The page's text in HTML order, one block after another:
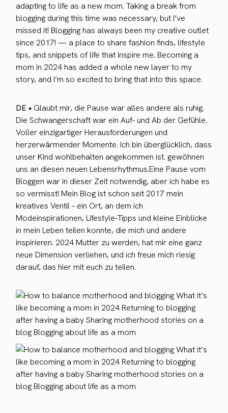
adapting to life as a new mom. Taking a break from
blogging during this time was necessary, but I’ve
missed it! Blogging has always been my creative outlet
since 2017! — a place to share fashion finds, lifestyle
tips, and snippets of life that inspire me. Becoming a
mom in 2024 has added a whole new layer to my
story, and I’m so excited to bring that into this space.
DE • Glaubt mir, die Pause war alles andere als ruhig.
Die Schwangerschaft war ein Auf- und Ab der Gefühle.
Voller einzigartiger Herausforderungen und
herzerwärmender Momente. Ich bin überglücklich, dass
unser Kind wohlbehalten angekommen ist. gewöhnen
uns an diesen neuen Lebensrhythmus.Eine Pause vom
Bloggen war in dieser Zeit notwendig, aber ich habe es
so vermisst! Mein Blog ist schon seit 2017 mein
kreatives Ventil – ein Ort, an dem ich
Modeinspirationen, Lifestyle-Tipps und kleine Einblicke
in mein Leben teilen konnte, die mich und andere
inspirieren. 2024 Mutter zu werden, hat mir eine ganz
neue Dimension verliehen, und ich freue mich riesig
darauf, das hier mit euch zu teilen.